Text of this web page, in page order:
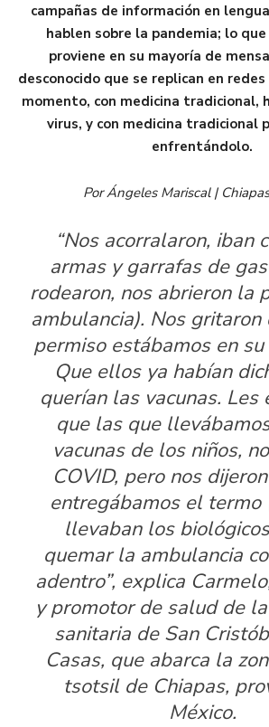
campañas de información en
hablen sobre la pandemia; lo
proviene en su mayoría de
desconocido que se replican en
momento, con medicina tradicional,
virus, y con medicina tradicional
enfrentándolo.
Por Ángeles Mariscal |
“Nos acorralaron, iban
armas y garrafas de
rodearon, nos abrieron la
ambulancia). Nos gritaron
permiso estábamos en
Que ellos ya habían
querían las vacunas. Les
que las que
vacunas de los niños,
COVID, pero nos
entregábamos el termo
llevaban los
quemar la ambulancia
adentro”, explica
y promotor de salud de
sanitaria de San
Casas, que abarca la
tsotsil de Chiapas,
México.